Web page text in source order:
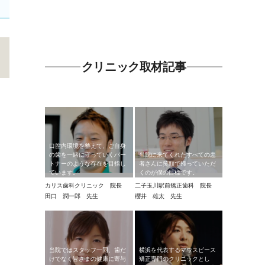
クリニック取材記事
口腔内環境を整えて、ご自身
の歯を一緒に守っていくパー
トナーのような存在を目指し
ています。
カリス歯科クリニック 院長
田口 潤一郎 先生
当院に来てくれたすべての患
者さんに笑顔で帰っていただ
くのが僕の目標です。
二子玉川駅前矯正歯科 院長
櫻井 雄太 先生
当院ではスタッフ一同、歯だ
けでなく皆さまの健康に寄与
横浜を代表するマウスピース
矯正専門のクリニックとし